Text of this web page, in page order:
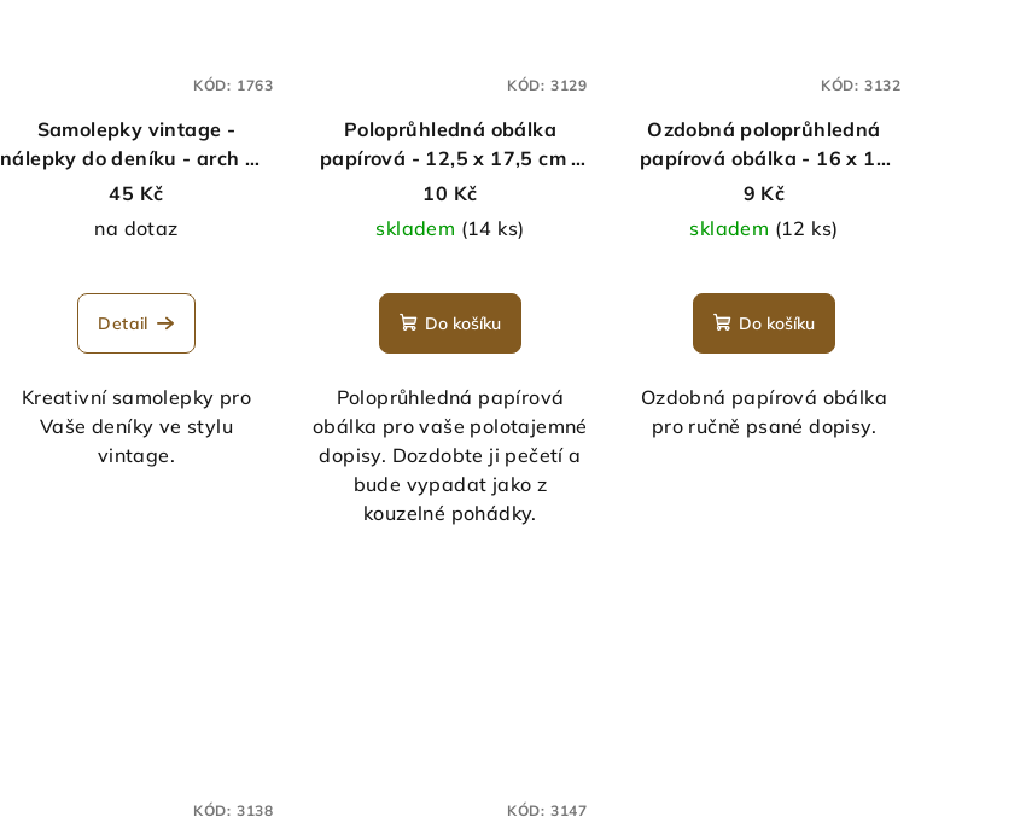
Samolepky vintage -
nálepky do deníku - arch A5
- MINIMEE
45 Kč
na dotaz
Detail
Kreativní samolepky pro
Vaše deníky ve stylu
vintage.
KÓD: 1763
Poloprůhledná obálka
papírová - 12,5 x 17,5 cm -
1 ks
10 Kč
skladem (14 ks)
Do košíku
Poloprůhledná papírová
obálka pro vaše polotajemné
dopisy. Dozdobte ji pečetí a
bude vypadat jako z
kouzelné pohádky.
KÓD: 3129
Ozdobná poloprůhledná
papírová obálka - 16 x 11
cm - 1 ks
9 Kč
skladem (12 ks)
Do košíku
Ozdobná papírová obálka
pro ručně psané dopisy.
KÓD: 3132
KÓD: 3138 KÓD: 3147